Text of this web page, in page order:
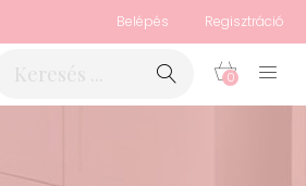
Belépés Regisztráció
0